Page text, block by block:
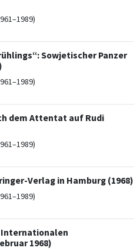
Sowjetischer Panzer
dem Attentat auf Rudi
Verlag in Hamburg (1968)
Internationalen
1968)